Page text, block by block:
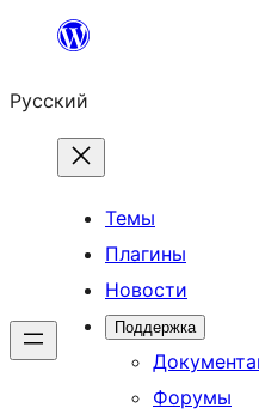
Перейти
содержимому
Русский
Темы
Плагины
Новости
Поддержка
Форумы